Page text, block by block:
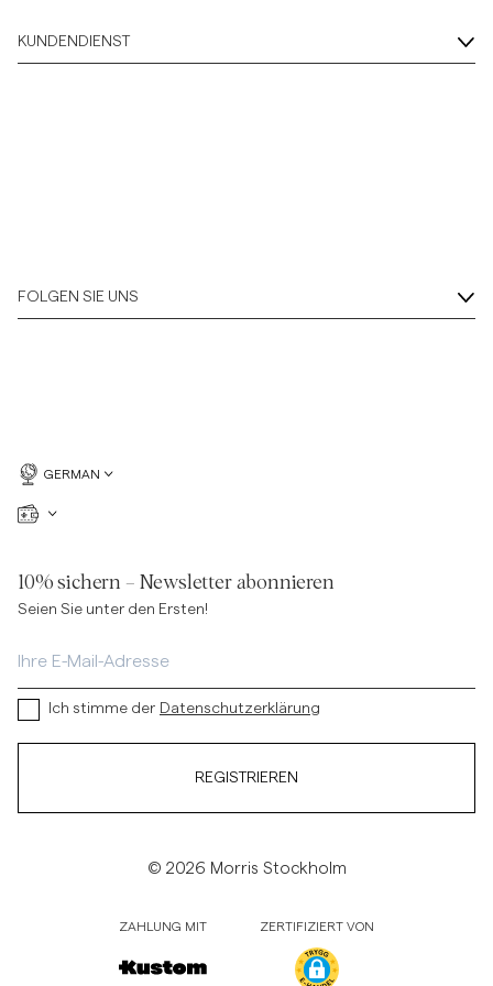
KUNDENDIENST
FOLGEN SIE UNS
GERMAN
10% sichern – Newsletter abonnieren
Seien Sie unter den Ersten!
Ich stimme der Datenschutzerklärung
REGISTRIEREN
© 2026 Morris Stockholm
ZAHLUNG MIT ZERTIFIZIERT VON